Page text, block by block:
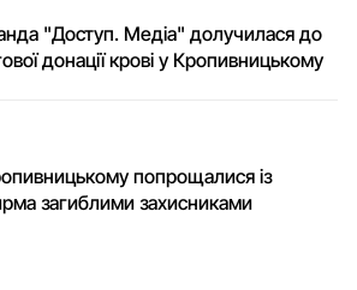
"Доступ. Медіа" долучилася до
донації крові у Кропивницькому
попрощалися із
загиблими захисниками